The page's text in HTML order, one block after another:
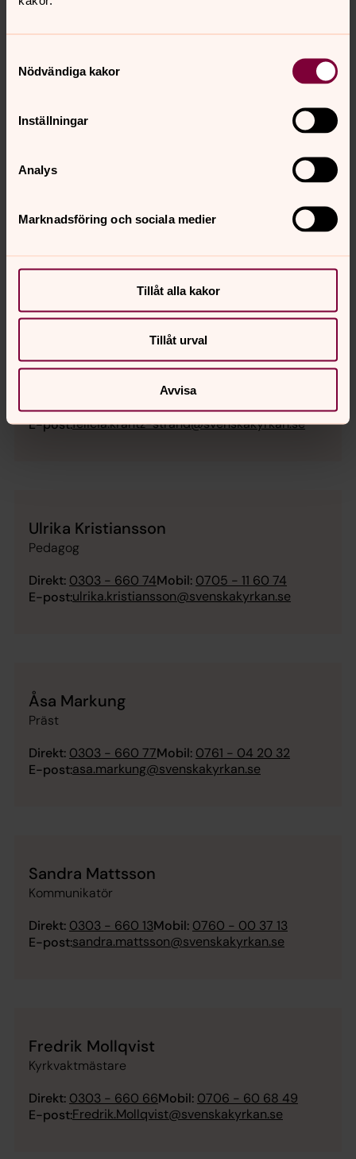
Nödvändiga kakor
Inställningar
Analys
Marknadsföring och sociala medier
Tillåt alla kakor
Tillåt urval
Avvisa
Camilla Karlsson
Präst
E-post:Camilla.Karlsson3@svenskakyrkan.se
Sofia Krantz
E-post:
Felicia Krantz-Strand
IT-strateg
Direkt:0303 - 660 19Mobil:0703 - 46 60 19
E-post:felicia.krantz-strand@svenskakyrkan.se
Ulrika Kristiansson
Pedagog
Direkt: 0303 - 660 74Mobil: 0705 - 11 60 74
E-post:ulrika.kristiansson@svenskakyrkan.se
Åsa Markung
Präst
Direkt: 0303 - 660 77Mobil: 0761 - 04 20 32
E-post:asa.markung@svenskakyrkan.se
Sandra Mattsson
Kommunikatör
Direkt: 0303 - 660 13Mobil: 0760 - 00 37 13
E-post:sandra.mattsson@svenskakyrkan.se
Fredrik Mollqvist
Kyrkvaktmästare
Direkt: 0303 - 660 66Mobil: 0706 - 60 68 49
E-post:Fredrik.Mollqvist@svenskakyrkan.se